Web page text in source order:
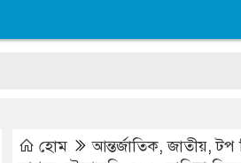
হোম আন্তর্জাতিক,জাতীয়,টপ